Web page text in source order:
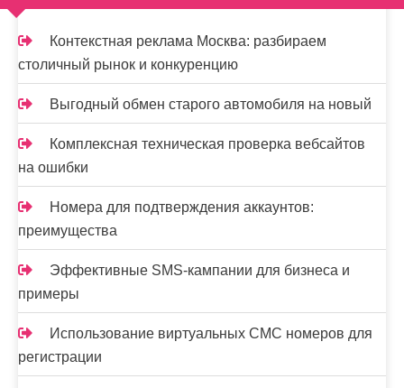
Контекстная реклама Москва: разбираем
столичный рынок и конкуренцию
Выгодный обмен старого автомобиля на новый
Комплексная техническая проверка вебсайтов
на ошибки
Номера для подтверждения аккаунтов:
преимущества
Эффективные SMS-кампании для бизнеса и
примеры
Использование виртуальных СМС номеров для
регистрации